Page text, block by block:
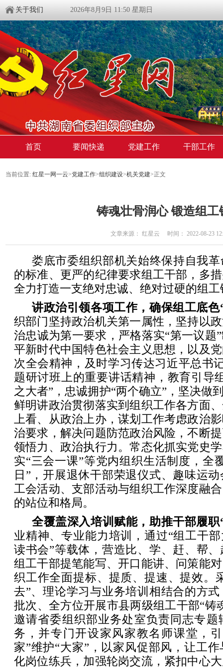
关于我们 2026年8月9日 11:50 星期日
首页 要闻快递 党建工作 干部工作
当前位置: 红星一网一云>党建工作>组织建设>机关党建>正文
铸魂壮骨润心 锻造组工
文章来源： 红星云 时间： 2022-08-23
娄底市委组织部机关始终保持自我
的标准、更严的纪律要求组工干部，多
全力打造一支绝对忠诚、绝对过硬的组工
讲政治引领各项工作，确保组工底
织部门坚持政治机关第一属性，坚持以
治忠诚为第一要求，严格落实“第一议题
平新时代中国特色社会主义思想，以及
次全会精神，及时学习传达习近平总书
题研讨班上的重要讲话精神，教育引导
之大者”，忠诚拥护“两个确立”，坚决做
鲜明讲政治贯彻落实到组织工作各方面
上看、从政治上办，谋划工作考虑政治
治要求，解决问题防范政治风险，不断
领悟力、政治执行力。常态化抓实党史
实“三会一课”等党内组织生活制度，全
日”，开展退休干部荣退仪式、趣味运
工会活动、支部活动与组织工作深度融
的站位和格局。
全覆盖深入培训赋能，助推干部履
业精神、专业能力培训，通过“组工干
读书会”等载体，营造比、学、赶、帮
组工干部提笔能写、开口能讲、问策能
织工作全面提标、提质、提速、提效。
去”、理论学习与业务培训相结合的方
批次、全方位开展市县两级组工干部“铸
邀请省委组织部业务处室负责同志专题
务，并专门开设家风家教名师课堂，
家”维护“大家”，以家风促部风，让工
化岗位练兵，加强轮岗交流，紧扣中心